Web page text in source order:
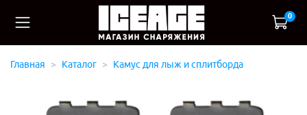
0
Главная Каталог Камус для лыж и сплитборда